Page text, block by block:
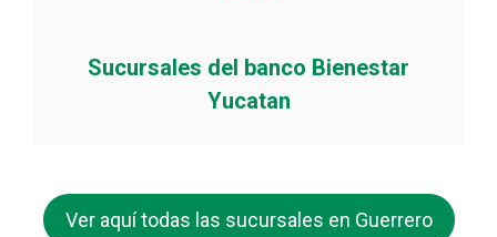
Sucursales del banco Bienestar
Yucatan
Ver aquí todas las sucursales en Guerrero